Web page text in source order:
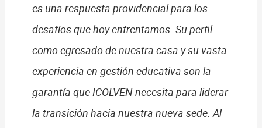
es una respuesta providencial para los
desafíos que hoy enfrentamos. Su perfil
como egresado de nuestra casa y su vasta
experiencia en gestión educativa son la
garantía que ICOLVEN necesita para liderar
la transición hacia nuestra nueva sede. Al